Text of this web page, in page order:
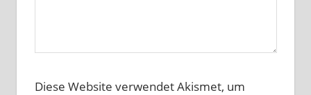
Diese Website verwendet Akismet, um